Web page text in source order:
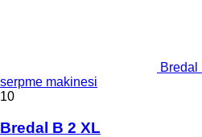
Bredal
serpme makinesi
10
Bredal B 2 XL